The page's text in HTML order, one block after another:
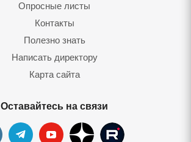
Опросные листы
Контакты
Полезно знать
Написать директору
Карта сайта
Оставайтесь на связи